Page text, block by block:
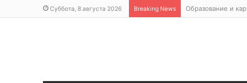
Суббота, 8 августа 2026 Breaking News Интенсивные